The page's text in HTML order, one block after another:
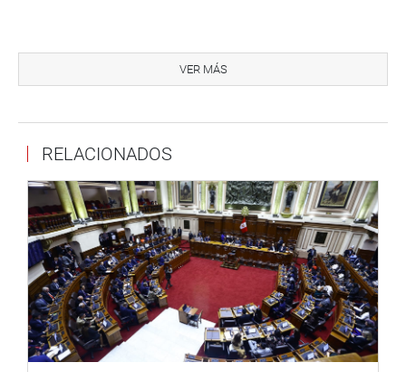
que se solicite a la Fiscalía y al Ministerio Público sobre
los 42 casos de arbitraje que tuvo el Estado peruano con
Esto significó 113 millones de dólares que pago el país
por «malas respuestas legales», según explicó durante la
sesión de hoy.
De la misma forma, Víctor García Belaunde propuso que
la Cámara de Comercio de Lima explique la decisión que
tomó para nombrar a los árbitros que participaron en el
Tribunal de Arbitrajes.
A su vez, la congreista Yeni Vilcatoma propuso que el
VER MÁS
RELACIONADOS